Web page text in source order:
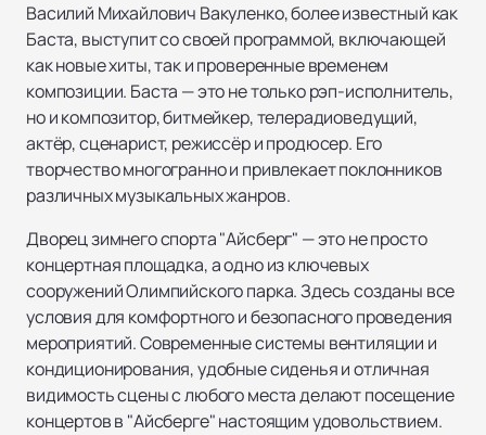
Василий Михайлович Вакуленко, более известный как
Баста, выступит со своей программой, включающей
как новые хиты, так и проверенные временем
композиции. Баста — это не только рэп-исполнитель,
но и композитор, битмейкер, телерадиоведущий,
актёр, сценарист, режиссёр и продюсер. Его
творчество многогранно и привлекает поклонников
различных музыкальных жанров.
Дворец зимнего спорта "Айсберг" — это не просто
концертная площадка, а одно из ключевых
сооружений Олимпийского парка. Здесь созданы все
условия для комфортного и безопасного проведения
мероприятий. Современные системы вентиляции и
кондиционирования, удобные сиденья и отличная
видимость сцены с любого места делают посещение
концертов в "Айсберге" настоящим удовольствием.